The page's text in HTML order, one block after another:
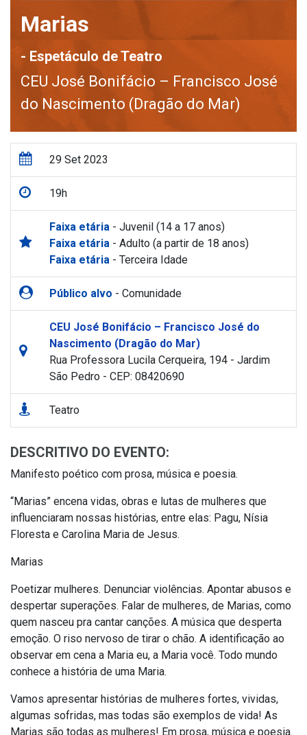
Marias
- Espetáculo de Teatro
CEU José Bonifácio – Francisco José
do Nascimento (Dragão do Mar)
29 Set 2023
19h
Faixa etária - Juvenil (14 a 17 anos)
Faixa etária - Adulto (a partir de 18 anos)
Faixa etária - Terceira Idade
Público alvo - Comunidade
CEU José Bonifácio – Francisco José do
Nascimento (Dragão do Mar)
Rua Professora Lucila Cerqueira, 194 - Jardim
São Pedro - CEP: 08420690
Teatro
DESCRITIVO DO EVENTO:
Manifesto poético com prosa, música e poesia.
“Marias” encena vidas, obras e lutas de mulheres que
influenciaram nossas histórias, entre elas: Pagu, Nísia
Floresta e Carolina Maria de Jesus.
Marias
Poetizar mulheres. Denunciar violências. Apontar abusos e
despertar superações. Falar de mulheres, de Marias, como
quem nasceu pra cantar canções. A música que desperta
emoção. O riso nervoso de tirar o chão. A identificação ao
observar em cena a Maria eu, a Maria você. Todo mundo
conhece a história de uma Maria.
Vamos apresentar histórias de mulheres fortes, vividas,
algumas sofridas, mas todas são exemplos de vida! As
Marias são todas as mulheres! Em prosa, música e poesia.